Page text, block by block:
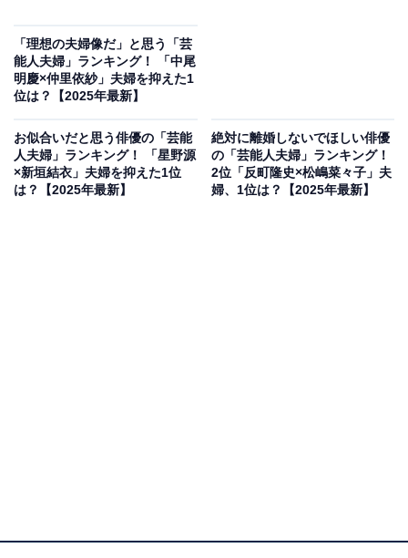
を明かしています。
回答者からは、「イメージが正反対だからびっくりし
なかったので」（50代男性／愛知県）、「結婚するタイ
プだったのかと驚いたから」（30代女性／大阪府）、
「単純に知らなかった。夫婦像を想像できない」（40代
「理想の夫婦像だ」と思う「芸
能人夫婦」ランキング！ 「中尾
明慶×仲里依紗」夫婦を抑えた1
位は？【2025年最新】
お似合いだと思う俳優の「芸能
人夫婦」ランキング！ 「星野源
×新垣結衣」夫婦を抑えた1位
は？【2025年最新】
絶対に離婚しないでほしい俳優
の「芸能人夫婦」ランキング！
2位「反町隆史×松嶋菜々子」夫
婦、1位は？【2025年最新】